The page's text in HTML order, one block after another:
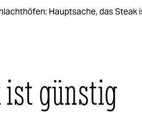
Hauptsache, das Steak
ist günstig